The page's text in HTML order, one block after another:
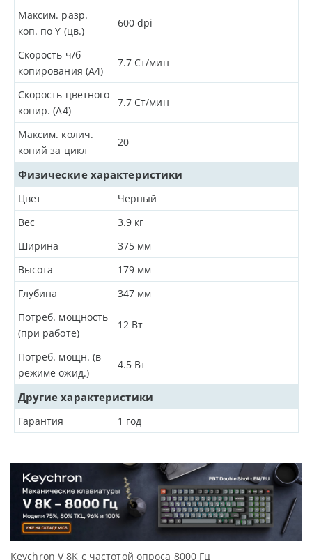
Максим. разр.
коп. по Y (цв.)
600 dpi
Скорость ч/б
копирования (A4)
7.7 Ст/мин
Скорость цветного
копир. (A4)
7.7 Ст/мин
Максим. колич.
копий за цикл
20
Физические характеристики
Цвет
Черный
Вес
3.9 кг
Ширина
375 мм
Высота
179 мм
Глубина
347 мм
Потреб. мощность
(при работе)
12 Вт
Потреб. мощн. (в
режиме ожид.)
4.5 Вт
Другие характеристики
Гарантия 1 год
Keychron V 8K с частотой опроса 8000 Гц